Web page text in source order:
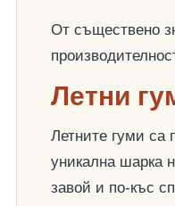
От съществено
Летни
Летните гуми са
уникална шарка
завой и по-къс